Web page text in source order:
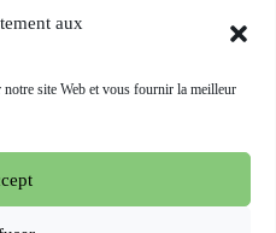
aux
site Web et vous fournir la meilleur
for an International